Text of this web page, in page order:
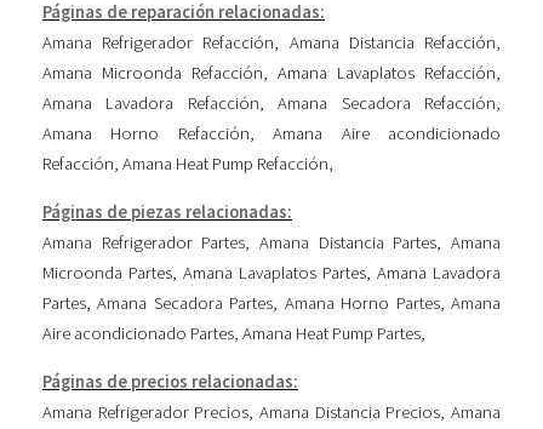
Páginas de reparación relacionadas:
Amana Refrigerador Refacción, Amana Distancia Refacción,
Amana Microonda Refacción, Amana Lavaplatos Refacción,
Amana Lavadora Refacción,Amana Secadora Refacción,
Amana Horno Refacción,Amana Aire acondicionado
Refacción, Amana Heat Pump Refacción,
Páginas de piezas relacionadas:
Amana Refrigerador Partes,Amana Distancia Partes,Amana
Microonda Partes, Amana Lavaplatos Partes, Amana Lavadora
Partes,Amana Secadora Partes, Amana Horno Partes,Amana
Aire acondicionado Partes, Amana Heat Pump Partes,
Páginas de precios relacionadas:
Amana Refrigerador Precios ,Amana Distancia Precios ,Amana